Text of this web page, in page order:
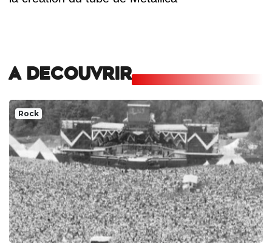
A DECOUVRIR
Rock